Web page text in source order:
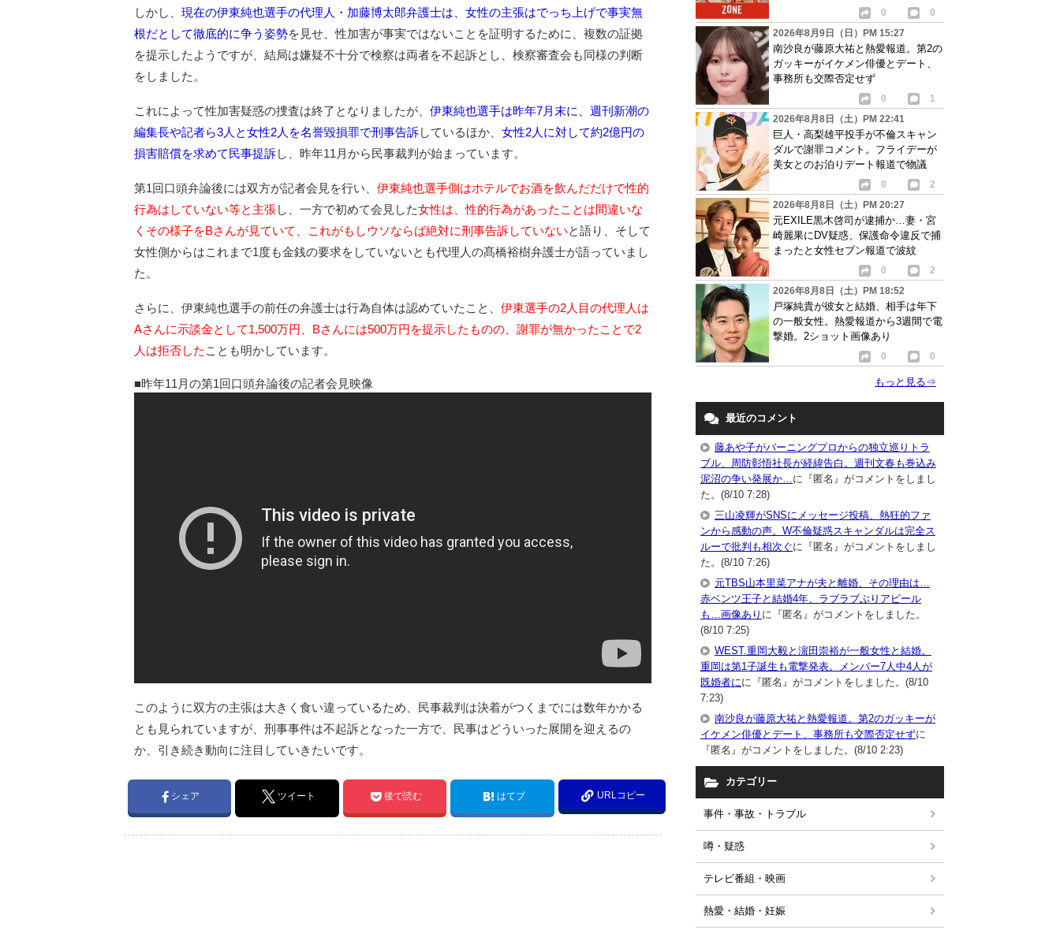
しかし、 現在の伊東純也選手の代理人・加藤博太郎弁護士は、女性の主張はでっち上げで事実無
根だとして徹底的に争う姿勢を見せ、性加害が事実ではないことを証明するために、複数の証拠
を提示したようですが、結局は嫌疑不十分で検察は両者を不起訴とし、検察審査会も同様の判断
をしました。
これによって性加害疑惑の捜査は終了となりましたが、 伊東純也選手は昨年7月末に、週刊新潮の
編集長や記者ら3人と女性2人を名誉毀損罪で刑事告訴しているほか、 女性2人に対して約2億円の
損害賠償を求めて民事提訴し、昨年11月から民事裁判が始まっています。
第1回口頭弁論後には双方が記者会見を行い、 伊東純也選手側はホテルでお酒を飲んだだけで性的
行為はしていない等と主張し、一方で初めて会見した女性は、性的行為があったことは間違いな
くその様子をBさんが見ていて、これがもしウソならば絶対に刑事告訴していないと語り、そして
女性側からはこれまで1度も金銭の要求をしていないとも代理人の髙橋裕樹弁護士が語っていまし
た。
さらに、伊東純也選手の前任の弁護士は行為自体は認めていたこと、 伊東選手の2人目の代理人は
Aさんに示談金として1,500万円、Bさんには500万円を提示したものの、謝罪が無かったことで2
人は拒否した ことも明かしています。
昨年11月の第1回口頭弁論後の記者会見映像
このように双方の主張は大きく食い違っているため、民事裁判は決着がつくまでには数年かかる
とも見られていますが、刑事事件は不起訴となった一方で、民事はどういった展開を迎えるの
か、引き続き動向に注目していきたいです。
シェア ツイート 後で読む はてブ URLコピー
0
0
2026年8月9日（日）PM 15:27
南沙良が藤原大祐と熱愛報道。第2の
ガッキーがイケメン俳優とデート、
事務所も交際否定せず
0
1
2026年8月8日（土）PM 22:41
巨人・高梨雄平投手が不倫スキャン
ダルで謝罪コメント。フライデーが
美女とのお泊りデート報道で物議
0
2
2026年8月8日（土）PM 20:27
元EXILE黒木啓司が逮捕か…妻・宮
崎麗果にDV疑惑、保護命令違反で捕
まったと女性セブン報道で波紋
0
2
2026年8月8日（土）PM 18:52
戸塚純貴が彼女と結婚、相手は年下
の一般女性。熱愛報道から3週間で電
撃婚。2ショット画像あり
0
0
もっと見る⇒
最近のコメント
藤あや子がバーニングプロからの独立巡りトラ
ブル、周防彰悟社長が経緯告白。週刊文春も巻込み
泥沼の争い発展か… に『匿名』がコメントをしまし
た。(8/10 7:28)
三山凌輝がSNSにメッセージ投稿、熱狂的ファ
ンから感動の声。W不倫疑惑スキャンダルは完全ス
ルーで批判も相次ぐに『匿名』がコメントをしまし
た。(8/10 7:26)
元TBS山本里菜アナが夫と離婚、その理由は…
赤ベンツ王子と結婚4年、ラブラブぶりアピール
も…画像あり に『匿名』がコメントをしました。
(8/10 7:25)
WEST.重岡大毅と濵田崇裕が一般女性と結婚。
重岡は第1子誕生も電撃発表。メンバー7人中4人が
既婚者にに『匿名』がコメントをしました。(8/10
7:23)
南沙良が藤原大祐と熱愛報道。第2のガッキーが
イケメン俳優とデート、事務所も交際否定せずに
『匿名』がコメントをしました。(8/10 2:23)
カテゴリー
事件・事故・トラブル
噂・疑惑
テレビ番組・映画
熱愛・結婚・妊娠